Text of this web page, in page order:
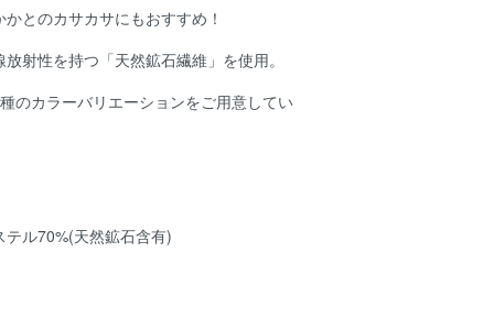
とのカサカサにもおすすめ！
射性を持つ「天然鉱石繊維」を使用。
のカラーバリエーションをご用意してい
天然鉱石含有)